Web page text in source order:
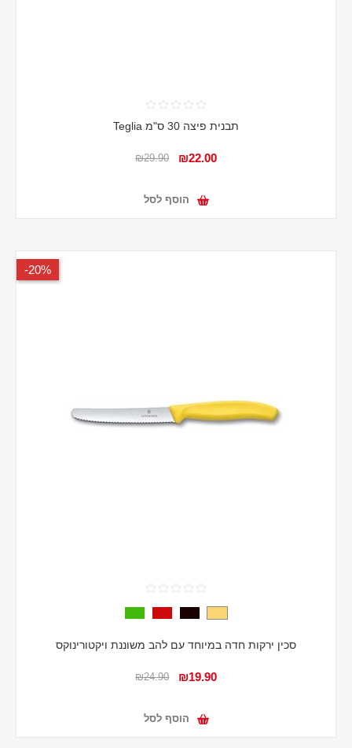
תבנית פיצה 30 ס"מ Teglia
₪22.00
₪29.90
הוסף לסל
20%-
סכין ירקות חדה במיוחד עם להב משוננת ויקטורינוקס
₪19.90
₪24.90
הוסף לסל